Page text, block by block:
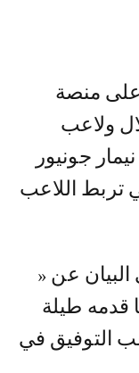
منصة
ولاعب
جونيور
تربط اللاعب
عن «
قدمه طيلة
التوفيق في